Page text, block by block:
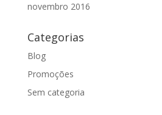
novembro 2016
Categorias
Blog
Promoções
Sem categoria